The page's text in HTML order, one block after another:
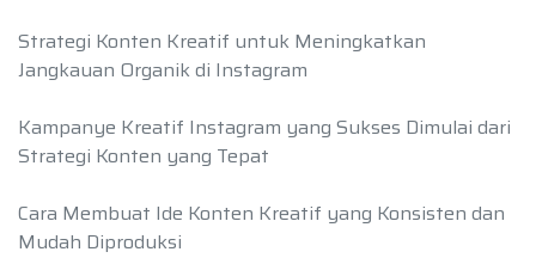
Strategi Konten Kreatif untuk Meningkatkan
Jangkauan Organik di Instagram
Kampanye Kreatif Instagram yang Sukses Dimulai dari
Strategi Konten yang Tepat
Cara Membuat Ide Konten Kreatif yang Konsisten dan
Mudah Diproduksi